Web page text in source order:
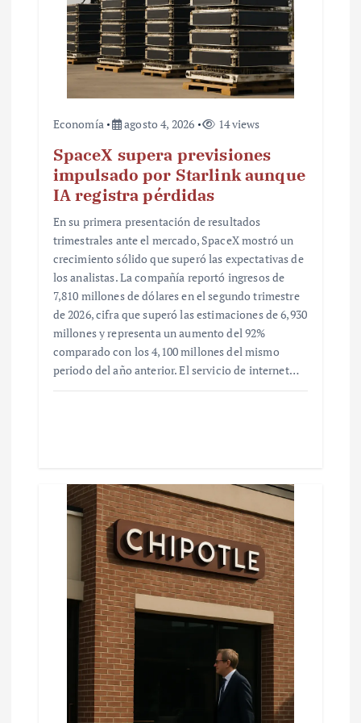
Economía agosto 4, 2026 14 views
SpaceX supera previsiones
impulsado por Starlink aunque
IA registra pérdidas
En su primera presentación de resultados
trimestrales ante el mercado, SpaceX mostró un
crecimiento sólido que superó las expectativas de
los analistas. La compañía reportó ingresos de
7,810 millones de dólares en el segundo trimestre
de 2026, cifra que superó las estimaciones de 6,930
millones y representa un aumento del 92%
comparado con los 4,100 millones del mismo
periodo del año anterior. El servicio de internet…